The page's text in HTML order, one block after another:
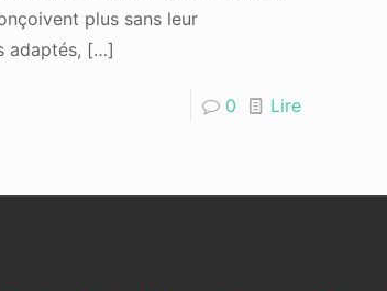
plus sans leur
adaptés, […]
0 Lire